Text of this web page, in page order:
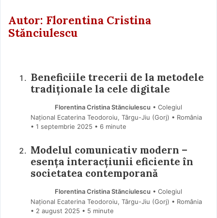
Autor: Florentina Cristina
Stănciulescu
Beneficiile trecerii de la metodele
tradiționale la cele digitale
Florentina Cristina Stănciulescu • Colegiul
Național Ecaterina Teodoroiu, Târgu-Jiu (Gorj) • România
1 septembrie 2025 • 6 minute
Modelul comunicativ modern –
esența interacțiunii eficiente în
societatea contemporană
Florentina Cristina Stănciulescu • Colegiul
Național Ecaterina Teodoroiu, Târgu-Jiu (Gorj) • România
2 august 2025 • 5 minute